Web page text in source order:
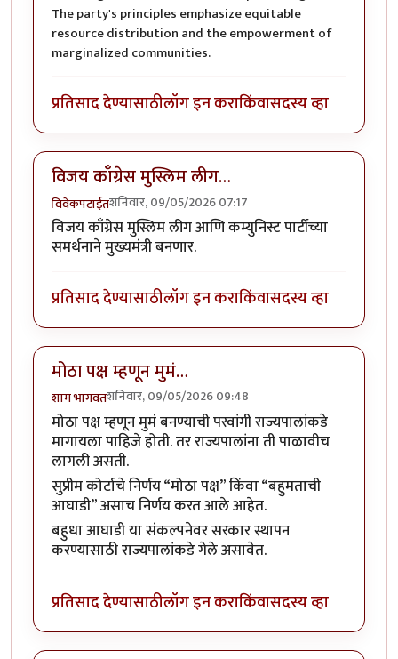
The party's principles emphasize equitable
resource distribution and the empowerment of
marginalized communities.
प्रतिसाद देण्यासाठीलॉग इन कराकिंवासदस्य व्हा
विजय काँग्रेस मुस्लिम लीग…
विवेकपटाईतशनिवार, 09/05/2026 07:17
विजय काँग्रेस मुस्लिम लीग आणि कम्युनिस्ट पार्टीच्या
समर्थनाने मुख्यमंत्री बनणार.
प्रतिसाद देण्यासाठीलॉग इन कराकिंवासदस्य व्हा
मोठा पक्ष म्हणून मुमं…
शाम भागवतशनिवार, 09/05/2026 09:48
मोठा पक्ष म्हणून मुमं बनण्याची परवांगी राज्यपालांकडे
मागायला पाहिजे होती. तर राज्यपालांना ती पाळावीच
लागली असती.
सुप्रीम कोर्टाचे निर्णय “मोठा पक्ष” किंवा “बहुमताची
आघाडी” असाच निर्णय करत आले आहेत.
बहुधा आघाडी या संकल्पनेवर सरकार स्थापन
करण्यासाठी राज्यपालांकडे गेले असावेत.
प्रतिसाद देण्यासाठीलॉग इन कराकिंवासदस्य व्हा